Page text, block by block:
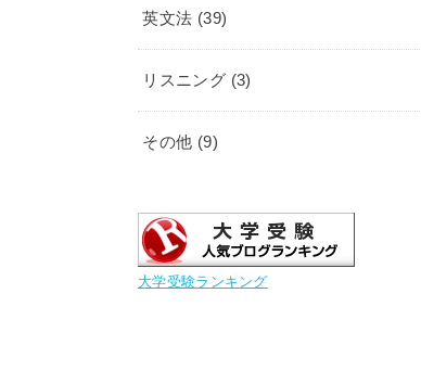
英文法 (39)
リスニング (3)
その他 (9)
大学受験ランキング